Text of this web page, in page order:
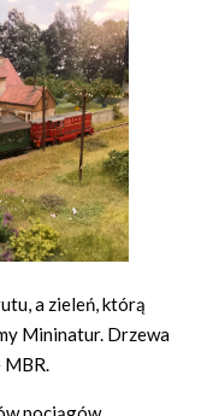
a zieleń, którą
Mininatur. Drzewa
MBR.